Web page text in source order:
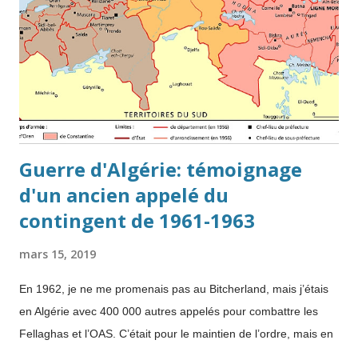
sa famille habiter dans son village natal que le 1er avril 1946.
Après avoir déménagé huit fois, il n’emménagera qu’en 1954
dans sa maison reconstruite. Antoine avec ses deux chevau...
Guerre d'Algérie: témoignage
d'un ancien appelé du
contingent de 1961-1963
mars 15, 2019
En 1962, je ne me promenais pas au Bitcherland, mais j’étais
en Algérie avec 400 000 autres appelés pour combattre les
Fellaghas et l’OAS. C’était pour le maintien de l’ordre, mais en